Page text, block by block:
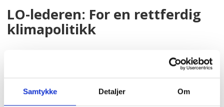
Samtykke Detaljer Om
LO-lederen: For en rettferdig
klimapolitikk
LO-leder Peggy Hessen Følsvik svarer
– LOs medlemmer er klimaløsere, og det